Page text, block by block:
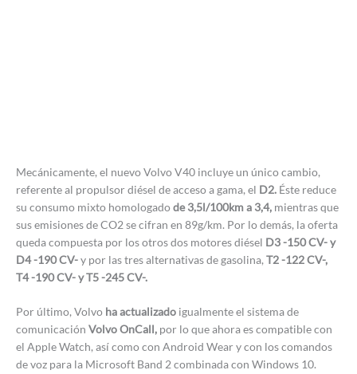
Mecánicamente, el nuevo Volvo V40 incluye un único cambio,
referente al propulsor diésel de acceso a gama, el D2. Éste reduce
su consumo mixto homologadode 3,5l/100km a 3,4, mientras que
sus emisiones de CO2 se cifran en 89g/km. Por lo demás, la oferta
queda compuesta por los otros dos motores diésel D3 -150 CV- y
D4 -190 CV-y por las tres alternativas de gasolina, T2 -122 CV-,
T4 -190 CV- y T5 -245 CV-.
Por último, Volvo ha actualizado igualmente el sistema de
comunicación Volvo OnCall, por lo que ahora es compatible con
el Apple Watch, así como con Android Wear y con los comandos
de voz para la Microsoft Band 2 combinada con Windows 10.